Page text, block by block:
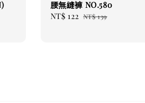
腰無縫褲 NO.580
Sale
NT$ 122 Regular
NT$ 139